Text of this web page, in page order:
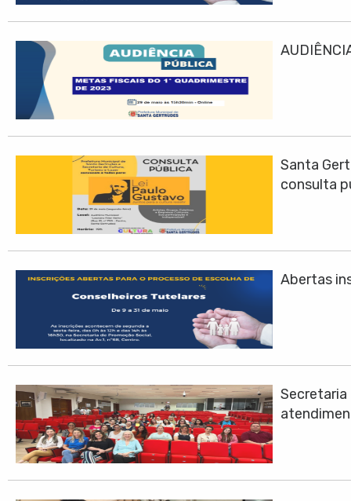
Santa
consulta
Abertas